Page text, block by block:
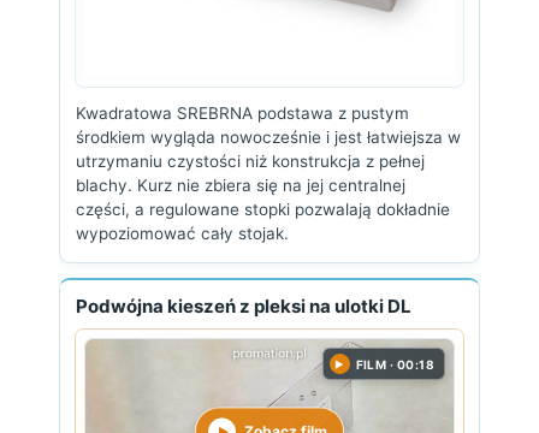
Kwadratowa SREBRNA podstawa z pustym
środkiem wygląda nowocześnie i jest łatwiejsza w
utrzymaniu czystości niż konstrukcja z pełnej
blachy. Kurz nie zbiera się na jej centralnej
części, a regulowane stopki pozwalają dokładnie
wypoziomować cały stojak.
Podwójna kieszeń z pleksi na ulotki DL
▶ FILM · 00:18